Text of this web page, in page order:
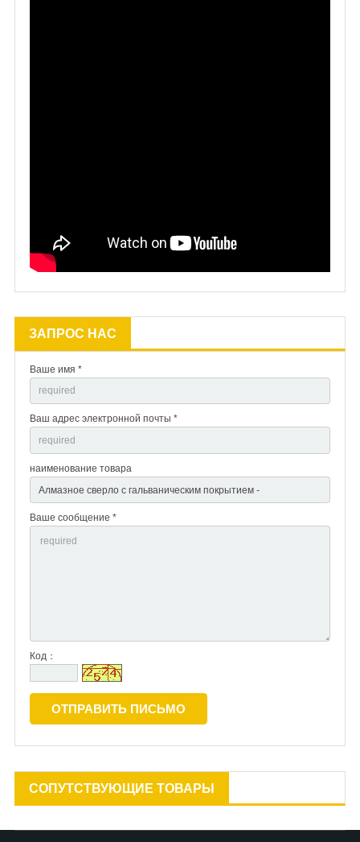
ЗАПРОС НАС
Ваше имя *
Ваш адрес электронной почты *
наименование товара
Ваше сообщение *
Код：
СОПУТСТВУЮЩИЕ ТОВАРЫ